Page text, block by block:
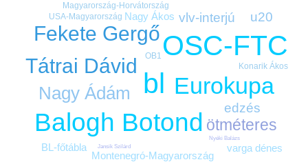
bl
OSC-FTC
Balogh Botond
Eurokupa
Fekete Gergő
Tátrai Dávid
Nagy Ádám
ötméteres
edzés
u20
vlv-interjú
BL-főtábla
Montenegró-Magyarország
Nagy Ákos
varga dénes
Konarik Ákos
Magyarország-Horvátország
OB1
USA-Magyarország
Jansik Szilárd
Nyéki Balázs